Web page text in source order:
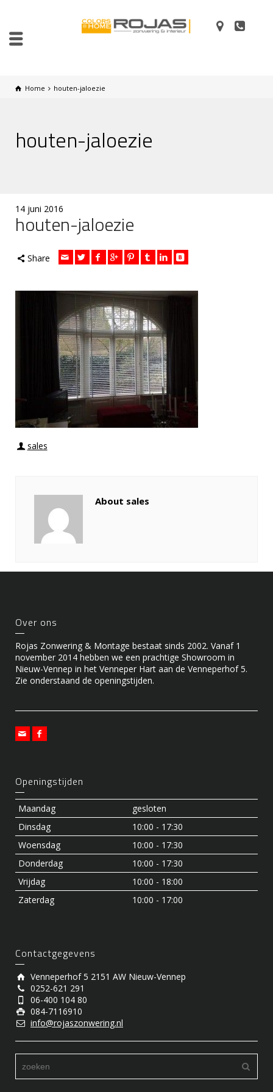
Home houten-jaloezie
houten-jaloezie
14 juni 2016
houten-jaloezie
Share
sales
About sales
Over ons
Rojas Zonwering & Montage bestaat sinds 2002. Vanaf 1
november 2014 hebben we een prachtige Showroom in
Nieuw-Vennep in het Venneper Hart aan de Venneperhof 5.
Zie onderstaand de openingstijden.
Openingstijden
Maandag
gesloten
Dinsdag
10:00 - 17:30
Woensdag
10:00 - 17:30
Donderdag
10:00 - 17:30
Vrijdag
10:00 - 18:00
Zaterdag
10:00 - 17:00
Contactgegevens
Venneperhof 5 2151 AW Nieuw-Vennep
0252-621 291
06-400 104 80
084-7116910
info@rojaszonwering.nl